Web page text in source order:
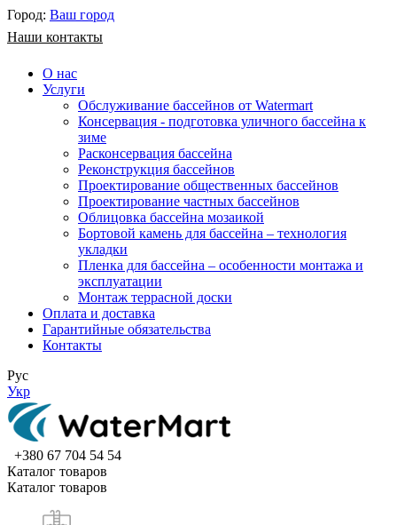
Город: Ваш город
Наши контакты
О нас
Услуги
Обслуживание бассейнов от Watermart
Консервация - подготовка уличного бассейна к
зиме
Расконсервация бассейна
Реконструкция бассейнов
Проектирование общественных бассейнов
Проектирование частных бассейнов
​Облицовка бассейна мозаикой
Бортовой камень для бассейна – технология
укладки
Пленка для бассейна – особенности монтажа и
эксплуатации
Монтаж террасной доски
Оплата и доставка
Гарантийные обязательства
Контакты
Рус
Укр
+380 67 704 54 54
Каталог товаров
Каталог товаров